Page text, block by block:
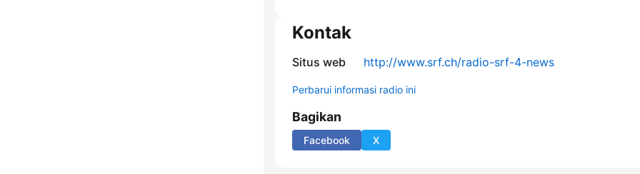
Kontak
Situs web http://www.srf.ch/radio-srf-4-news
Perbarui informasi radio ini
Bagikan
Facebook X